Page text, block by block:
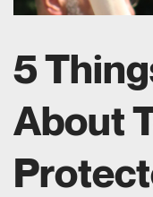
5
About